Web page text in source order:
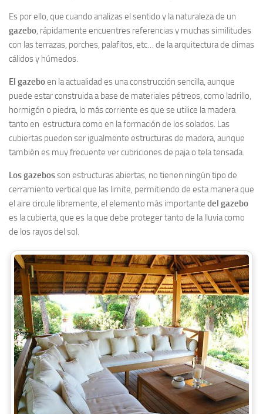
Es por ello, que cuando analizas el sentido y la naturaleza de un
gazebo, rápidamente encuentres referencias y muchas similitudes
con las terrazas, porches, palafitos, etc… de la arquitectura de climas
cálidos y húmedos.
El gazeboen la actualidad es una construcción sencilla, aunque
puede estar construida a base de materiales pétreos, como ladrillo,
hormigón o piedra, lo más corriente es que se utilice la madera
tanto en estructura como en la formación de los solados. Las
cubiertas pueden ser igualmente estructuras de madera, aunque
también es muy frecuente ver cubriciones de paja o tela tensada.
Los gazebosson estructuras abiertas, no tienen ningún tipo de
cerramiento vertical que las limite, permitiendo de esta manera que
el aire circule libremente, el elemento más importante del gazebo
es la cubierta, que es la que debe proteger tanto de la lluvia como
de los rayos del sol.